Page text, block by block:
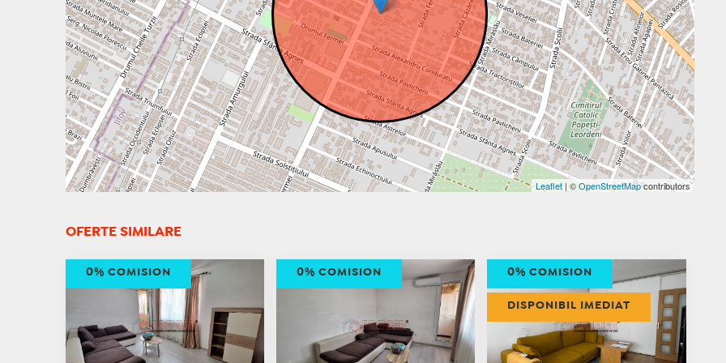
Leaflet| ©OpenStreetMapcontributors
OFERTE SIMILARE
0% COMISION 0% COMISION 0% COMISION
DISPONIBIL IMEDIAT